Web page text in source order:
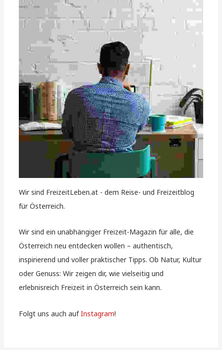
Wir sind FreizeitLeben.at - dem Reise- und Freizeitblog
für Österreich.
Wir sind ein unabhängiger Freizeit-Magazin für alle, die
Österreich neu entdecken wollen – authentisch,
inspirierend und voller praktischer Tipps. Ob Natur, Kultur
oder Genuss: Wir zeigen dir, wie vielseitig und
erlebnisreich Freizeit in Österreich sein kann.
Folgt uns auch aufInstagram!